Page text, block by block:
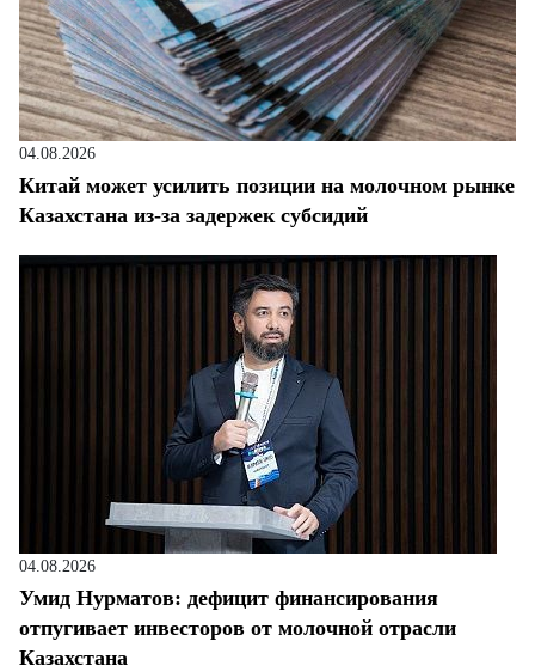
04.08.2026
Китай может усилить позиции на молочном рынке
Казахстана из-за задержек субсидий
04.08.2026
Умид Нурматов: дефицит финансирования
отпугивает инвесторов от молочной отрасли
Казахстана